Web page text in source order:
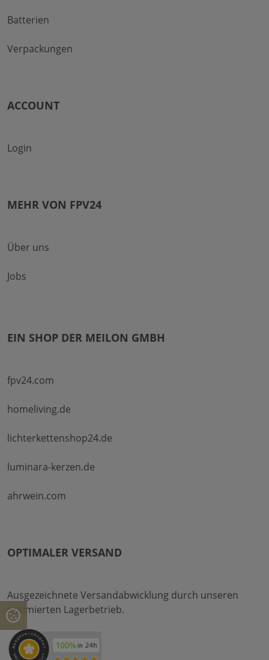
Batterien
Verpackungen
ACCOUNT
Login
MEHR VON FPV24
Über uns
Jobs
EIN SHOP DER MEILON GMBH
fpv24.com
homeliving.de
lichterkettenshop24.de
luminara-kerzen.de
ahrwein.com
OPTIMALER VERSAND
Ausgezeichnete Versandabwicklung durch unseren
optimierten Lagerbetrieb.